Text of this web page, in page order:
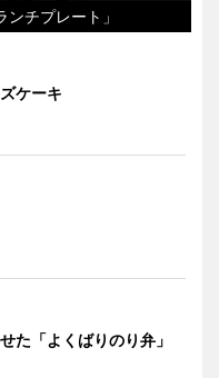
チプレート」
ケーキ
た「よくばりのり弁」